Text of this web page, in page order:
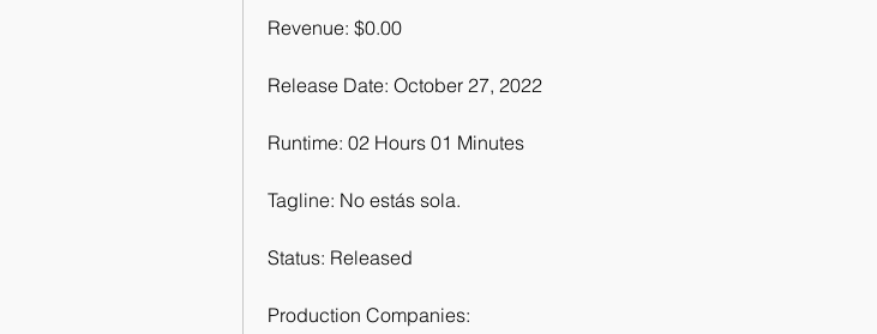
Revenue: $0.00
Release Date: October 27, 2022
Runtime: 02 Hours 01 Minutes
Tagline: No estás sola.
Status: Released
Production Companies: